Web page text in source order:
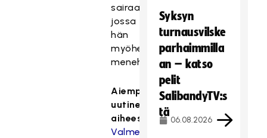
sairaalaan,
jossa
hän
myöhemmin
menehtyi.
Aiempi
uutinen
aiheesta:
Valmentajalegenda
Syksyn
turnausvilske
parhaimmilla
an – katso
pelit
SalibandyTV:s
tä
06.08.2026